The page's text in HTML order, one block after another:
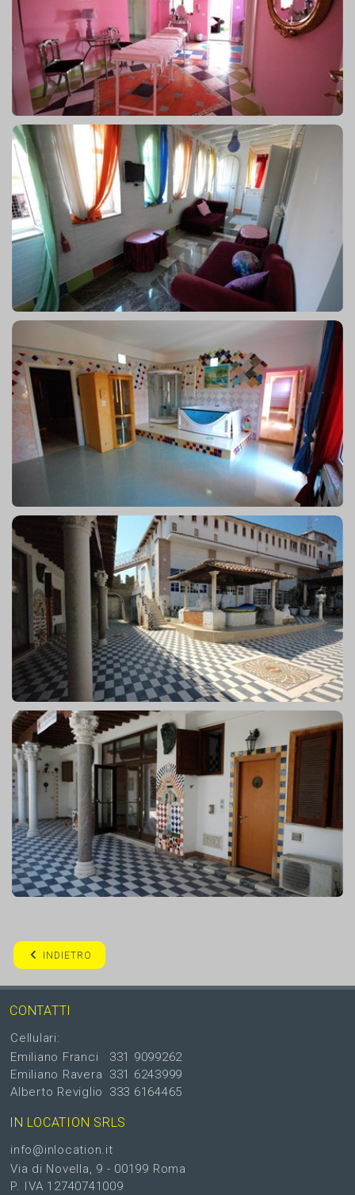
INDIETRO
CONTATTI
Cellulari:
Emiliano Franci
Emiliano Ravera
Alberto Reviglio
331 9099262
331 6243999
333 6164465
IN LOCATION SRLS
info@inlocation.it
Via di Novella, 9 - 00199 Roma
P. IVA 12740741009